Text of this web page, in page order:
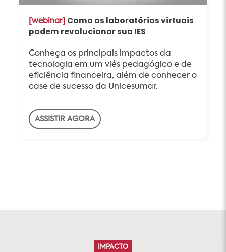
[webinar] Como os laboratórios virtuais
podem revolucionar sua IES
Conheça os principais impactos da
tecnologia em um viés pedagógico e de
eficiência financeira, além de conhecer o
case de sucesso da Unicesumar.
ASSISTIR AGORA
IMPACTO